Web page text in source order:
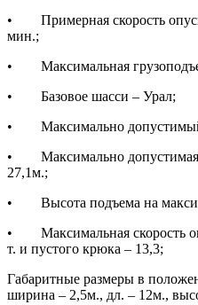
• Примерная скорость
мин.;
• Максимальная
• Базовое шасси – Урал;
• Максимально допустимый
• Максимально допустимая
27,1м.;
• Высота подъема на
• Максимальная скорость
т. и пустого крюка – 13,3;
Габаритные размеры в
ширина – 2,5м., дл. – 12м.,